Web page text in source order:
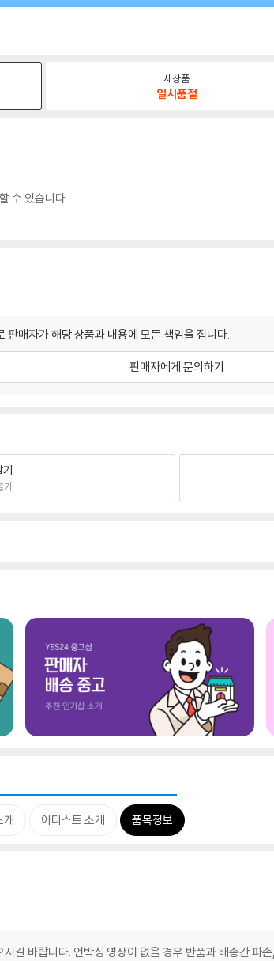
새상품
일시품절
수 있습니다.
매자가 해당 상품과 내용에 모든 책임을 집니다.
판매자에게 문의하기
가
개 아티스트 소개 품목정보
길 바랍니다. 언박싱 영상이 없을 경우 반품과 배송간 파